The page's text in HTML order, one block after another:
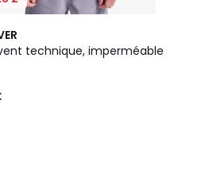
technique, imperméable